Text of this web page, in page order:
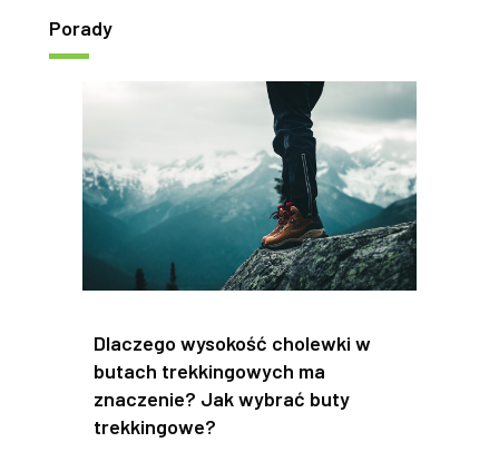
Porady
Dlaczego wysokość cholewki w
butach trekkingowych ma
znaczenie? Jak wybrać buty
trekkingowe?